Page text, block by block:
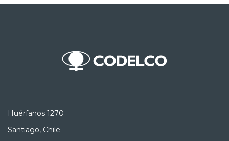
Huérfanos 1270
Santiago, Chile